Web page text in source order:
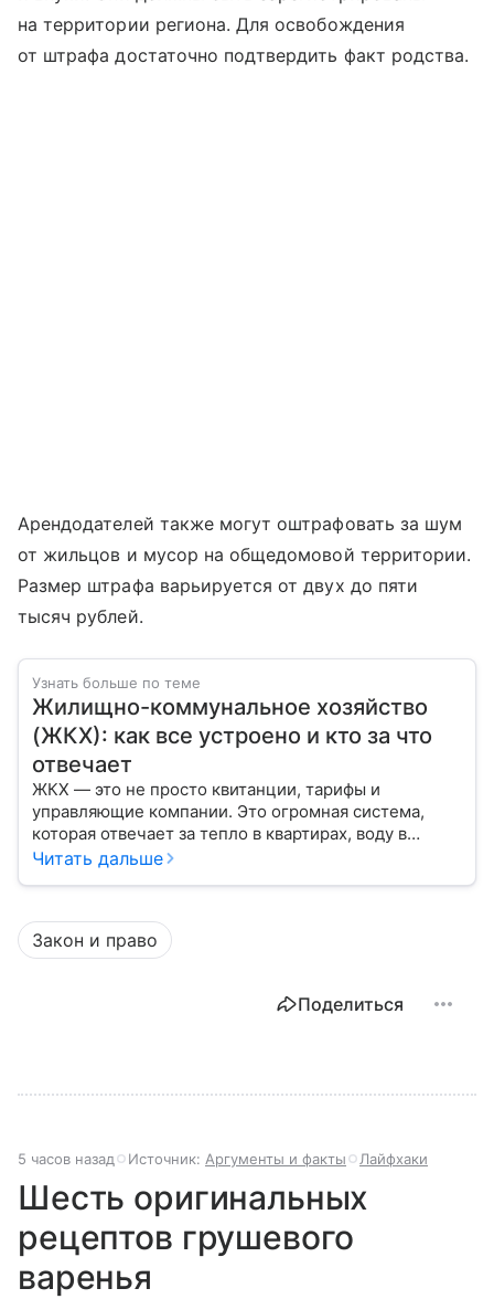
на территории региона. Для освобождения
от штрафа достаточно подтвердить факт родства.
Арендодателей также могут оштрафовать за шум
от жильцов и мусор на общедомовой территории.
Размер штрафа варьируется от двух до пяти
тысяч рублей.
Узнать больше по теме
Жилищно-коммунальное хозяйство
(ЖКХ): как все устроено и кто за что
отвечает
ЖКХ — это не просто квитанции, тарифы и
управляющие компании. Это огромная система,
которая отвечает за тепло в квартирах, воду в
кране, освещение улиц и чистоту во дворах.
Читать дальше
Закон и право
Поделиться
5 часов назад Источник: Аргументы и факты Лайфхаки
Шесть оригинальных
рецептов грушевого
варенья